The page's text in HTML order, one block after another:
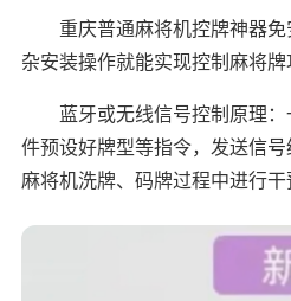
重庆普通麻将机控牌神器
杂安装操作就能实现控制麻将牌
蓝牙或无线信号控制原理
件预设好牌型等指令，发送信
麻将机洗牌、码牌过程中进行干